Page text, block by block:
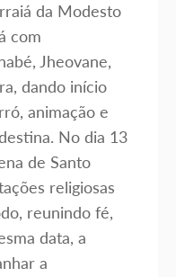
da Modesto
com
Jheovane,
dando início
animação e
No dia 13
de Santo
religiosas
reunindo fé,
data, a
a